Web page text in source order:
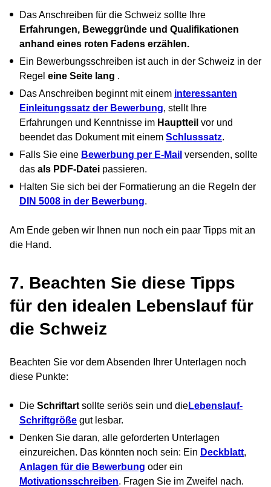
Das Anschreiben für die Schweiz sollte Ihre
Erfahrungen, Beweggründe und Qualifikationen
anhand eines roten Fadens erzählen.
Ein Bewerbungsschreiben ist auch in der Schweiz in der
Regel eine Seite lang .
Das Anschreiben beginnt mit einem interessanten
Einleitungssatz der Bewerbung, stellt Ihre
Erfahrungen und Kenntnisse im Hauptteil vor und
beendet das Dokument mit einem Schlusssatz.
Falls Sie eine Bewerbung per E-Mail versenden, sollte
das als PDF-Datei passieren.
Halten Sie sich bei der Formatierung an die Regeln der
DIN 5008 in der Bewerbung.
Am Ende geben wir Ihnen nun noch ein paar Tipps mit an
die Hand.
7. Beachten Sie diese Tipps
für den idealen Lebenslauf für
die Schweiz
Beachten Sie vor dem Absenden Ihrer Unterlagen noch
diese Punkte:
Die Schriftart sollte seriös sein und dieLebenslauf-
Schriftgröße gut lesbar.
Denken Sie daran, alle geforderten Unterlagen
einzureichen. Das könnten noch sein: Ein Deckblatt,
Anlagen für die Bewerbung oder ein
Motivationsschreiben. Fragen Sie im Zweifel nach.